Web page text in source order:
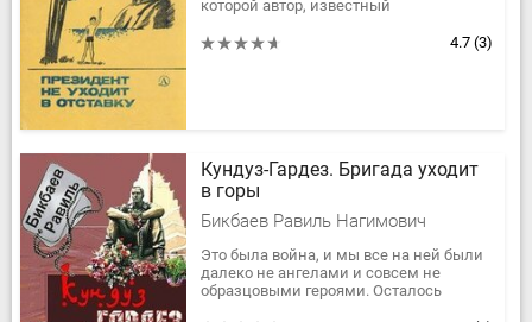
которой автор, известный
прослеживает дальнейшие судьбы4.7 (3)
Кундуз-Гардез. Бригада уходит
в горы
Бикбаев Равиль Нагимович
Это была война, и мы все на ней были
далеко не ангелами и совсем не
образцовыми героями. Осталось